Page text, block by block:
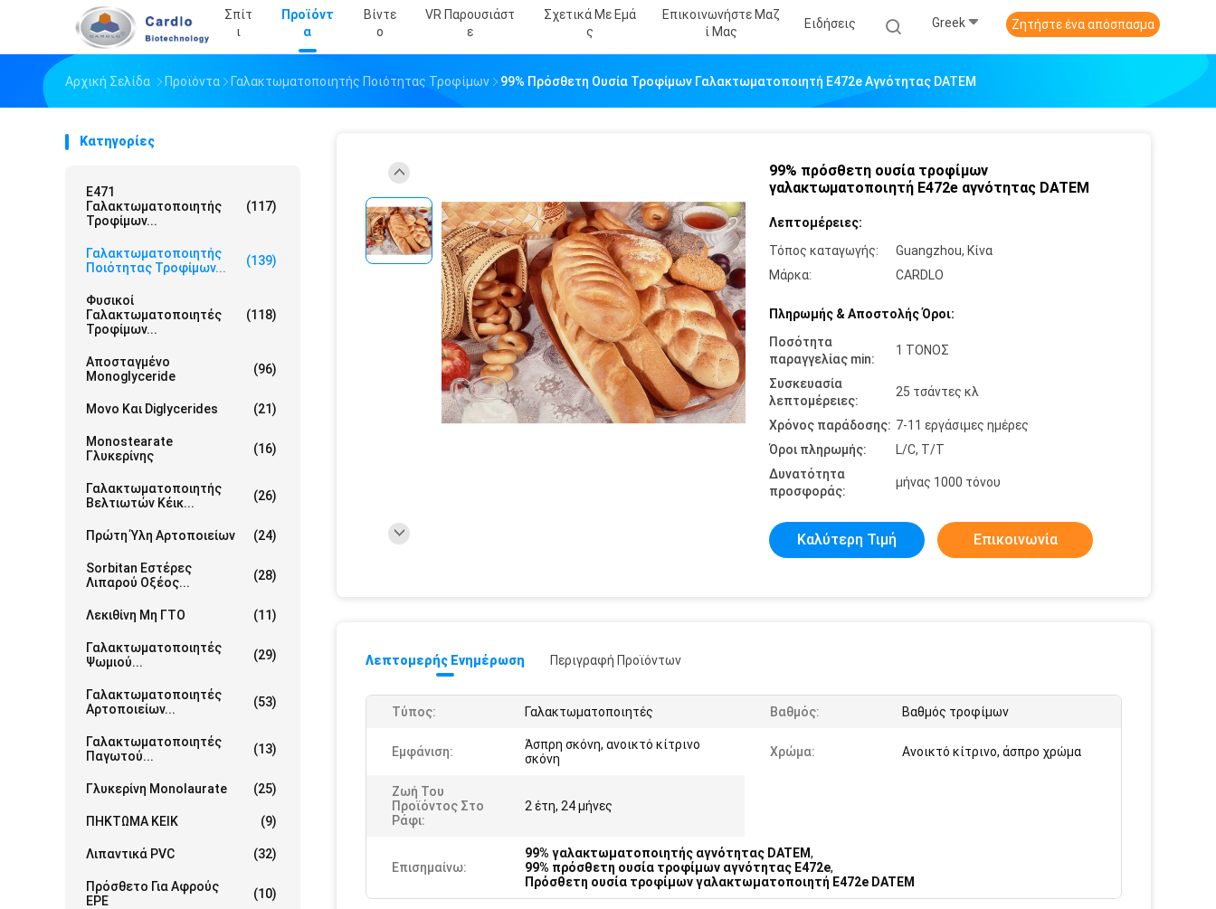
Σπίτ
Ι
Προϊόντ
Α
Βίντε
Ο
VR Παρουσιάστ
Ε
Σχετικά Με Εμά
Σ
Επικοινωνήστε Μαζ
Ί Μας
Ειδήσεις Greek Ζητήστε ένα απόσπασμα
Αρχική Σελίδα Προϊόντα Γαλακτωματοποιητής Ποιότητας Τροφίμων 99% Πρόσθετη Ουσία Τροφίμων Γαλακτωματοποιητή E472e Αγνότητας DATEM
Κατηγορίες
E471
Γαλακτωματοποιητής
Τροφίμων...
(117)
Γαλακτωματοποιητής
Ποιότητας Τροφίμων...
(139)
Φυσικοί
Γαλακτωματοποιητές
Τροφίμων...
(118)
Αποσταγμένο
Monoglyceride
(96)
Μονο Και Diglycerides (21)
Monostearate
Γλυκερίνης
(16)
Γαλακτωματοποιητής
Βελτιωτών Κέικ...
(26)
Πρώτη Ύλη Αρτοποιείων (24)
Sorbitan Εστέρες
Λιπαρού Οξέος...
(28)
Λεκιθίνη Μη ΓΤΟ (11)
Γαλακτωματοποιητές
Ψωμιού...
(29)
Γαλακτωματοποιητές
Αρτοποιείων...
(53)
Γαλακτωματοποιητές
Παγωτού...
(13)
Γλυκερίνη Monolaurate (25)
ΠΗΚΤΩΜΑ ΚΕΙΚ (9)
Λιπαντικά PVC (32)
Πρόσθετο Για Αφρούς
EPE
(10)
99% πρόσθετη ουσία τροφίμων
γαλακτωματοποιητή E472e αγνότητας DATEM
Λεπτομέρειες:
Τόπος καταγωγής:
Guangzhou, Κίνα
Μάρκα:
CARDLO
Πληρωμής & Αποστολής Όροι:
Ποσότητα
παραγγελίας min:
1 ΤΟΝΟΣ
Συσκευασία
λεπτομέρειες:
25 τσάντες κλ
Χρόνος παράδοσης: 7-11 εργάσιμες ημέρες
Όροι πληρωμής:
L/C, T/T
Δυνατότητα
προσφοράς:
μήνας 1000 τόνου
Καλύτερη Τιμή Επικοινωνία
Λεπτομερής Ενημέρωση Περιγραφή Προϊόντων
Τύπος: Γαλακτωματοποιητές Βαθμός: Βαθμός τροφίμων
Εμφάνιση:
Άσπρη σκόνη, ανοικτό κίτρινο
σκόνη
Χρώμα: Ανοικτό κίτρινο, άσπρο χρώμα
Ζωή Του
Προϊόντος Στο
Ράφι:
2 έτη, 24 μήνες
Επισημαίνω:
99% γαλακτωματοποιητής αγνότητας DATEM,
99% πρόσθετη ουσία τροφίμων αγνότητας E472e,
Πρόσθετη ουσία τροφίμων γαλακτωματοποιητή E472e DATEM